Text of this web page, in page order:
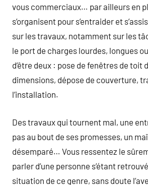
vous commerciaux… par ailleurs en
s’organisent pour s’entraider et
sur les travaux, notamment sur les
le port de charges lourdes, longues
d’être deux : pose de fenêtres de toit
dimensions, dépose de couverture,
l’installation.
Des travaux qui tournent mal, une
pas au bout de ses promesses, un
désemparé… Vous ressentez le
parler d’une personne s’étant
situation de ce genre, sans doute